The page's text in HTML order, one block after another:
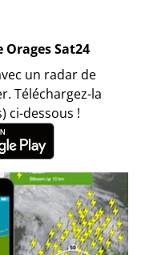
Sat24
un radar de
Téléchargez-la
ci-dessous !